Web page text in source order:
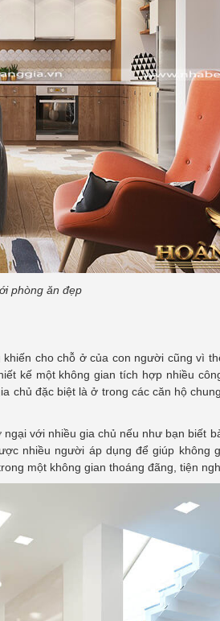
phòng ăn đẹp
cho chỗ ở của con người cũng vì
kế một không gian tích hợp nhiều
chủ đặc biệt là ở trong các căn hộ
với nhiều gia chủ nếu như bạn biết
nhiều người áp dụng để giúp không
một không gian thoáng đãng, tiện